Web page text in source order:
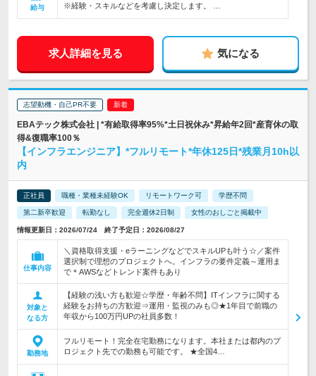
給与
※経験・スキルなどを考慮し決定します。 …
求人詳細を見る 気になる
志望動機・自己PR不要
EBAテック株式会社 | *有給取得率95%*土日祝休み*昇給年2回*産育休の取
得&復職率100％
【インフラエンジニア】*フルリモート*年休125日*残業月10h以
内
正社員 職種・業種未経験OK リモートワーク可 学歴不問
第二新卒歓迎 転勤なし 完全週休2日制 女性のおしごと掲載中
情報更新日：2026/07/24 終了予定日：2026/08/27
仕事内容
＼資格取得支援・eラーニングなどでスキルUPも叶う☆／案件
選択制で理想のプロジェクトへ。インフラの要件定義～運用ま
で＊AWSなどトレンド案件もあり
対象と
なる方
【経験の浅い方も歓迎☆学歴・年齢不問】ITインフラに関する
経験をお持ちの方歓迎⇒運用・監視のみも◎★1年目で前職の
年収から100万円UPの社員多数！
勤務地
フルリモート！完全在宅勤務になります。本社または都内のプ
ロジェクト先での勤務も可能です。 ★全国4…